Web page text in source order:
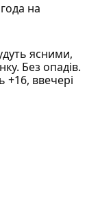
на
ясними,
Без опадів.
+16, ввечері